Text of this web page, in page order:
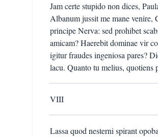
Jam certe stupido non dices,
Albanum jussit me mane venire,
principe Nerva: sed prohibet
amicam? Haerebit dominae vir
igitur fraudes ingeniosa pares?
lacu. Quanto tu melius, quotiens
VIII
Lassa quod nesterni spirant